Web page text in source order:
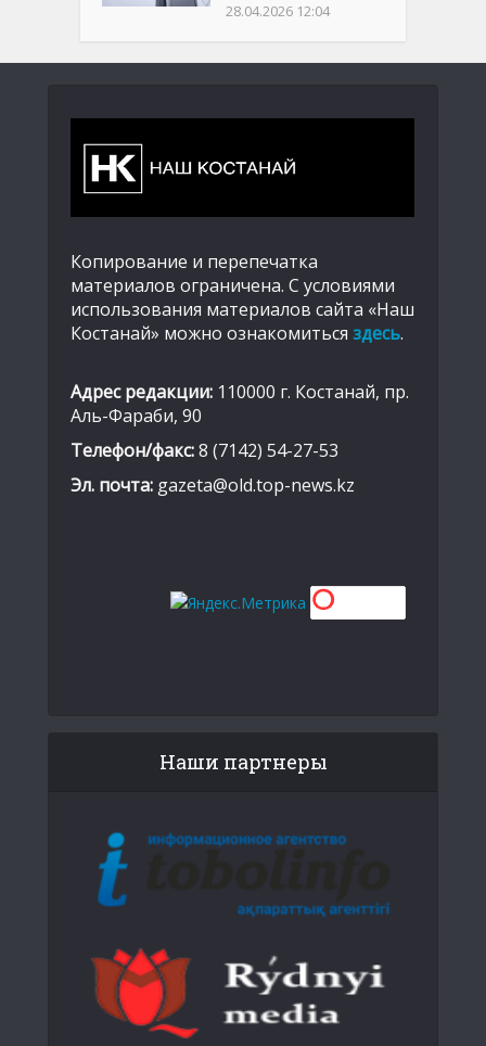
28.04.2026 12:04
Копирование и перепечатка
материалов ограничена. С условиями
использования материалов сайта «Наш
Костанай» можно ознакомиться здесь.
Адрес редакции: 110000 г. Костанай, пр.
Аль-Фараби, 90
Телефон/факс:8 (7142) 54-27-53
Эл. почта: gazeta@old.top-news.kz
Наши партнеры